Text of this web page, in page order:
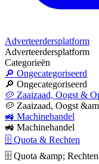
Adverteerdersplatform
Adverteerdersplatform
Categorieën
🔎 Ongecategoriseerd
🔎 Ongecategoriseerd
🥔 Zaaizaad, Oogst &
🥔 Zaaizaad, Oogst
🚜 Machinehandel
🚜 Machinehandel
🗄 Quota & Rechten
🗄 Quota &amp; Rechten